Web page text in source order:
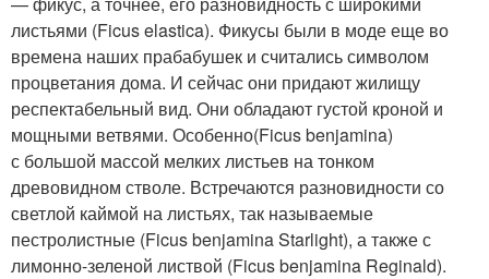
листьями (Ficus elastica). Фикусы были в моде еще во
времена наших прабабушек и считались символом
процветания дома. И сейчас они придают жилищу
респектабельный вид. Они обладают густой кроной и
мощными ветвями. Особенно(Ficus benjamina)
с большой массой мелких листьев на тонком
древовидном стволе. Встречаются разновидности со
светлой каймой на листьях, так называемые
пестролистные (Ficus benjamina Starlight), а также с
лимонно-зеленой листвой (Ficus benjamina Reginald).